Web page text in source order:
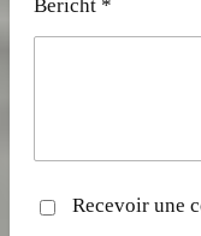
Bericht *
Recevoir une